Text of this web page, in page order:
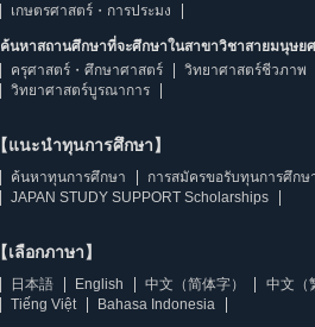
เกษตรศาสตร์・การประมง
ค้นหาสถานศึกษาที่จะศึกษาในสาขาวิชาสายมนุษย
ครุศาสตร์・ศึกษาศาสตร์
วิทยาศาสตร์ชีวภาพ
วิทยาศาสตร์บูรณาการ
【แนะนำทุนการศึกษา】
ค้นหาทุนการศึกษา
การสมัครขอรับทุนการศึกษ
JAPAN STUDY SUPPORT Scholarships
【เลือกภาษา】
日本語 English 中文（简体字） 中文（
Tiếng Việt
Bahasa Indonesia